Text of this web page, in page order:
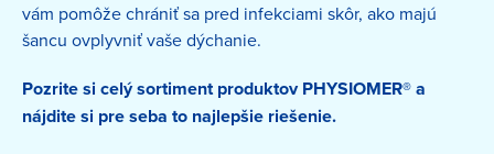
vám pomôže chrániť sa pred infekciami skôr, ako majú
šancu ovplyvniť vaše dýchanie.
Pozrite si celý sortiment produktov PHYSIOMER® a
nájdite si pre seba to najlepšie riešenie.